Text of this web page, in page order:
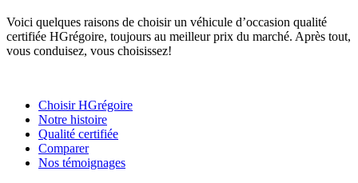
Voici quelques raisons de choisir un véhicule d’occasion qualité
certifiée HGrégoire, toujours au meilleur prix du marché. Après tout,
vous conduisez, vous choisissez!
Choisir HGrégoire
Notre histoire
Qualité certifiée
Comparer
Nos témoignages